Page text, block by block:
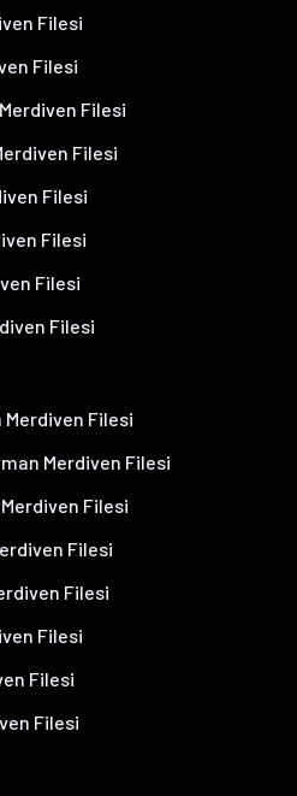
Filesi
Filesi
Filesi
Filesi
Filesi
Filesi
Filesi
Filesi
Filesi
Merdiven Filesi
Filesi
Filesi
Filesi
Filesi
Filesi
Filesi